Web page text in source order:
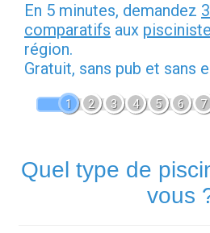
En 5 minutes, demandez
comparatifs aux
région.
Gratuit, sans pub et sans
1 2 3 4 5 6 7
Quel type de
vous